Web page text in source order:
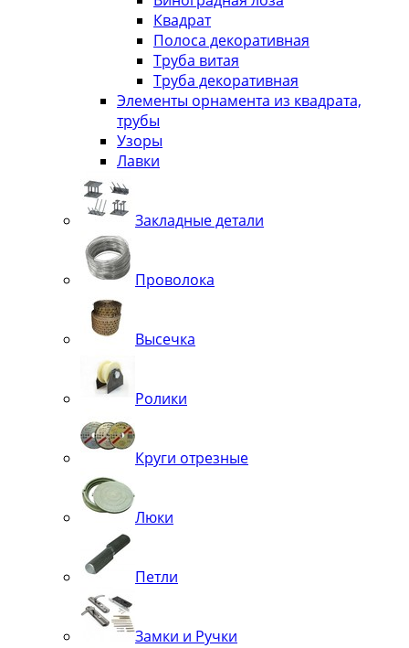
Квадрат
Полоса декоративная
Труба витая
Труба декоративная
Элементы орнамента из квадрата,
трубы
Узоры
Лавки
Закладные детали
Проволока
Высечка
Ролики
Круги отрезные
Люки
Петли
Замки и Ручки